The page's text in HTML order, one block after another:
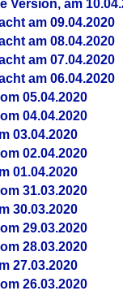
Version, am
am 09.04.2020
am 08.04.2020
am 07.04.2020
am 06.04.2020
05.04.2020
04.04.2020
03.04.2020
02.04.2020
01.04.2020
31.03.2020
30.03.2020
29.03.2020
28.03.2020
27.03.2020
26.03.2020